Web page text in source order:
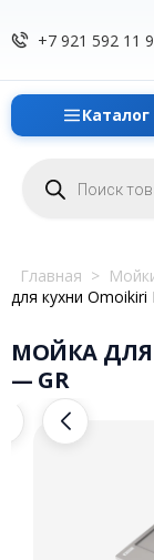
+7 921 592 11
Каталог
товаров
Главная >
для кухни
МОЙКА ДЛЯ
— GR